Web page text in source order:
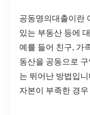
공동명의대출이란
있는 부동산 등에
예를 들어 친구, 가
동산을 공동으로
는 뛰어난 방법입
자본이 부족한 경